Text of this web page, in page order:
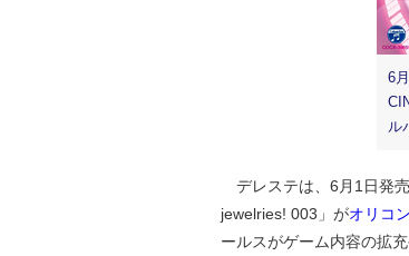
6
ル
デレステは、6月1日発
jewelries! 003」がオリコ
ールスがゲーム内容の拡